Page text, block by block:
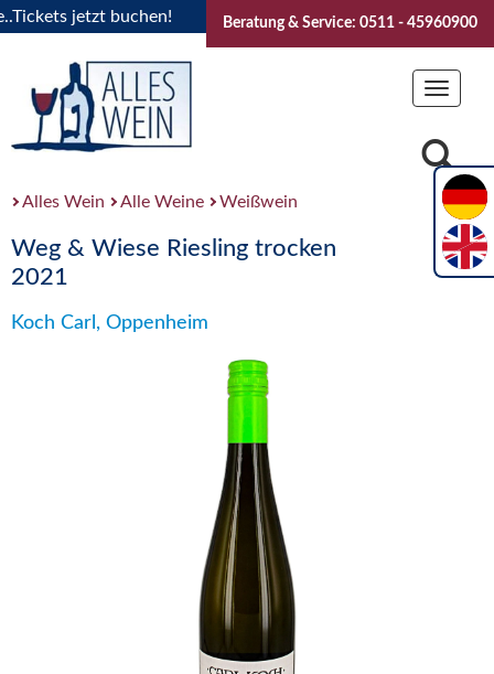
jetzt buchen! "Das Sommerfest 2026" Vive la
Beratung & Service: 0511 - 45960900
Toggle
Alles Wein Alle Weine Weißwein
Weg & Wiese Riesling trocken
2021
Koch Carl, Oppenheim